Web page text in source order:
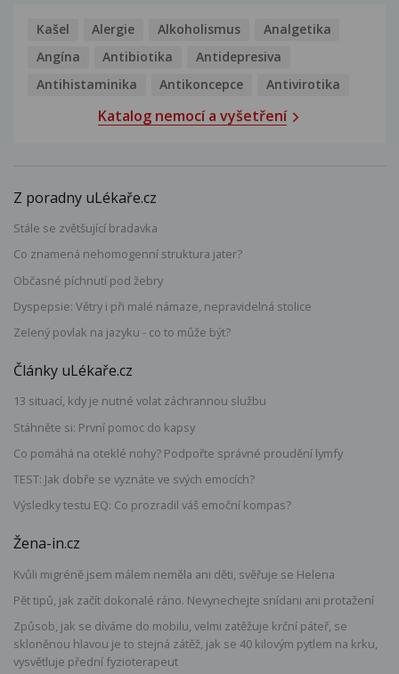
Kašel Alergie Alkoholismus
Analgetika
Angína
Antibiotika
Antidepresiva
Antihistaminika
Antikoncepce Antivirotika
Katalog nemocí a vyšetření
Z poradny uLékaře.cz
Stále se zvětšující bradavka
Co znamená nehomogenní struktura jater?
Občasné píchnutí pod žebry
Dyspepsie: Větry i při malé námaze, nepravidelná stolice
Zelený povlak na jazyku - co to může být?
Články uLékaře.cz
13 situací, kdy je nutné volat záchrannou službu
Stáhněte si: První pomoc do kapsy
Co pomáhá na oteklé nohy? Podpořte správné proudění lymfy
TEST: Jak dobře se vyznáte ve svých emocích?
Výsledky testu EQ: Co prozradil váš emoční kompas?
Žena-in.cz
Kvůli migréně jsem málem neměla ani děti, svěřuje se Helena
Pět tipů, jak začít dokonalé ráno. Nevynechejte snídani ani protažení
Způsob, jak se díváme do mobilu, velmi zatěžuje krční páteř, se
skloněnou hlavou je to stejná zátěž, jak se 40 kilovým pytlem na krku,
vysvětluje přední fyzioterapeut